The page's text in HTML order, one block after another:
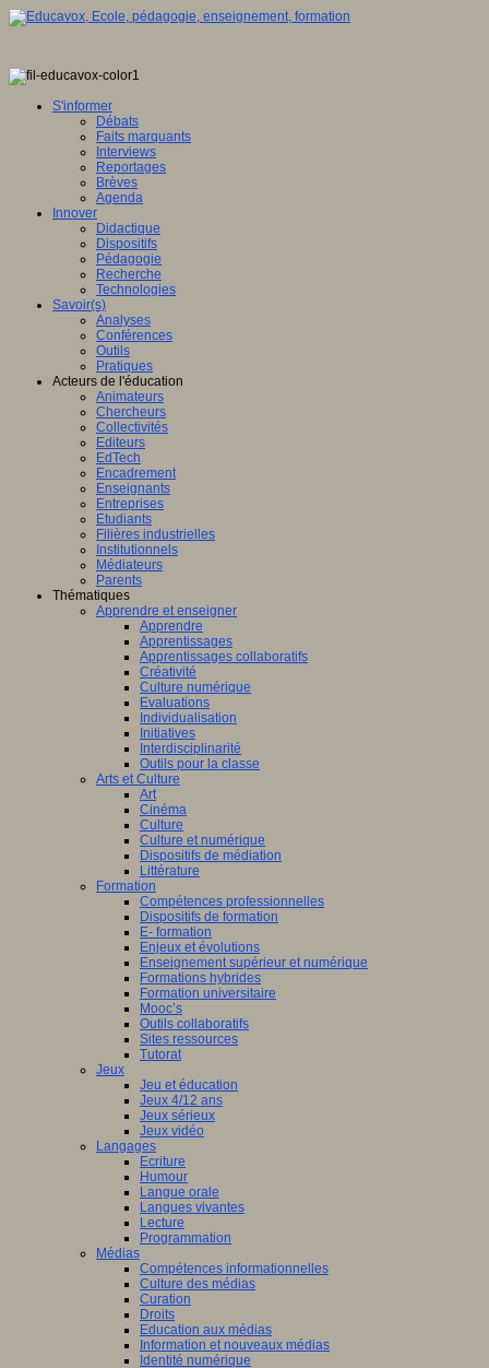
S'informer
Débats
Faits marquants
Interviews
Reportages
Brèves
Agenda
Innover
Didactique
Dispositifs
Pédagogie
Recherche
Technologies
Savoir(s)
Analyses
Conférences
Outils
Pratiques
Acteurs de l'éducation
Animateurs
Chercheurs
Collectivités
Editeurs
EdTech
Encadrement
Enseignants
Entreprises
Etudiants
Filières industrielles
Institutionnels
Médiateurs
Parents
Thématiques
Apprendre et enseigner
Apprendre
Apprentissages
Apprentissages collaboratifs
Créativité
Culture numérique
Evaluations
Individualisation
Initiatives
Interdisciplinarité
Outils pour la classe
Arts et Culture
Art
Cinéma
Culture
Culture et numérique
Dispositifs de médiation
Littérature
Formation
Compétences professionnelles
Dispositifs de formation
E- formation
Enjeux et évolutions
Enseignement supérieur et numérique
Formations hybrides
Formation universitaire
Mooc’s
Outils collaboratifs
Sites ressources
Tutorat
Jeux
Jeu et éducation
Jeux 4/12 ans
Jeux sérieux
Jeux vidéo
Langages
Ecriture
Humour
Langue orale
Langues vivantes
Lecture
Programmation
Médias
Compétences informationnelles
Culture des médias
Curation
Droits
Education aux médias
Information et nouveaux médias
Identité numérique